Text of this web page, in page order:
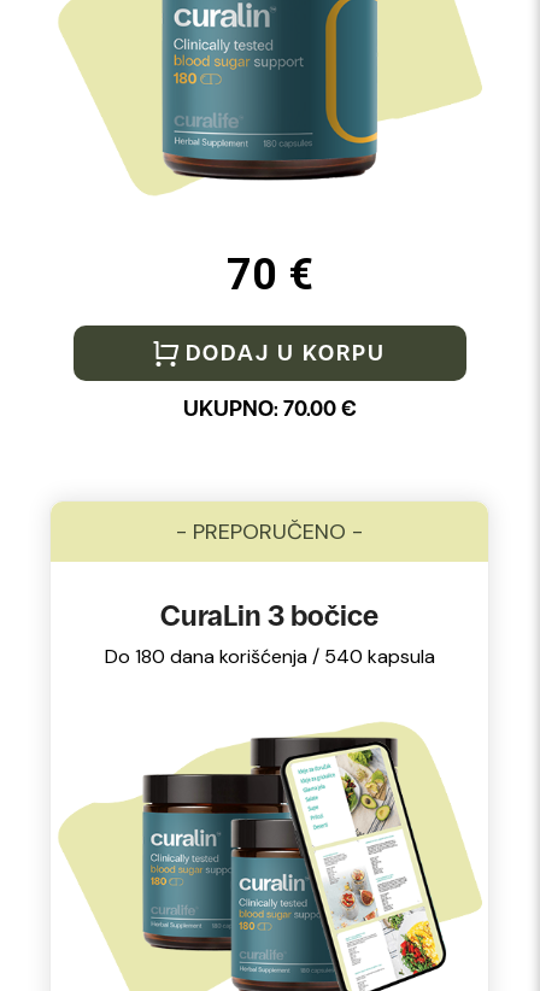
70 €
DODAJ U KORPU
UKUPNO: 70.00€
- PREPORUČENO -
CuraLin 3 bočice
Do 180 dana korišćenja / 540 kapsula